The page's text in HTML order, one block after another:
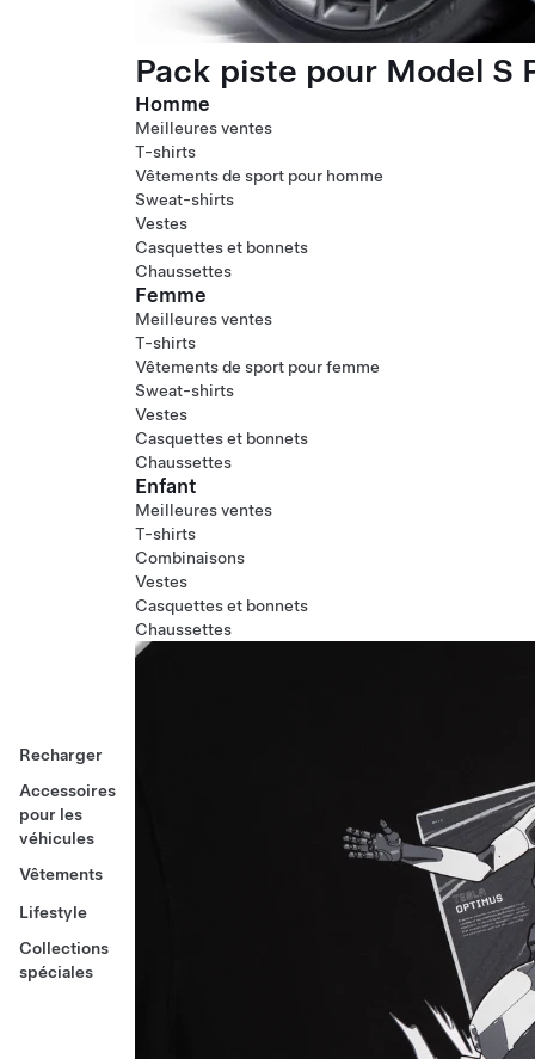
Recharger
Accessoires
pour les
véhicules
Vêtements
Lifestyle
Collections
spéciales
Pack piste pour Model S
Homme
Meilleures ventes
T-shirts
Vêtements de sport pour homme
Sweat-shirts
Vestes
Casquettes et bonnets
Chaussettes
Femme
Meilleures ventes
T-shirts
Vêtements de sport pour femme
Sweat-shirts
Vestes
Casquettes et bonnets
Chaussettes
Enfant
Meilleures ventes
T-shirts
Combinaisons
Vestes
Casquettes et bonnets
Chaussettes